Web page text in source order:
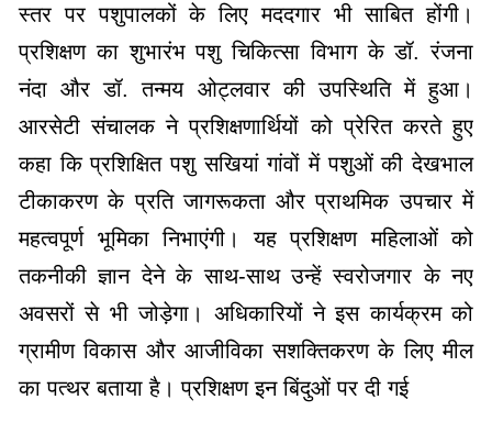
स्तर पर पशुपालकों के लिए मददगार भी साबित होंगी।
प्रशिक्षण का शुभारंभ पशु चिकित्सा विभाग के डॉ. रंजना
नंदा और डॉ. तन्मय ओट्लवार की उपस्थिति में हुआ।
आरसेटी संचालक ने प्रशिक्षणार्थियों को प्रेरित करते हुए
कहा कि प्रशिक्षित पशु सखियां गांवों में पशुओं की देखभाल
टीकाकरण के प्रति जागरूकता और प्राथमिक उपचार में
महत्वपूर्ण भूमिका निभाएंगी। यह प्रशिक्षण महिलाओं को
तकनीकी ज्ञान देने के साथ-साथ उन्हें स्वरोजगार के नए
अवसरों से भी जोड़ेगा। अधिकारियों ने इस कार्यक्रम को
ग्रामीण विकास और आजीविका सशक्तिकरण के लिए मील
का पत्थर बताया है। प्रशिक्षण इन बिंदुओं पर दी गई